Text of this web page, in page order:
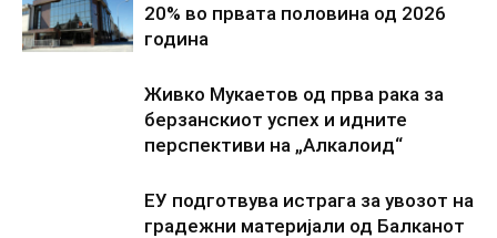
20% во првата половина од 2026
година
Живко Мукаетов од прва рака за
берзанскиот успех и идните
перспективи на „Алкалоид“
ЕУ подготвува истрага за увозот на
градежни материјали од Балканот